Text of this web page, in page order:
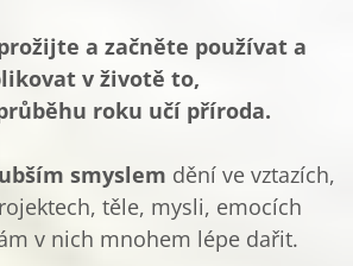
a začněte používat a
v životě to,
roku učí příroda.
smyslem dění ve vztazích,
těle, mysli, emocích
v nich mnohem lépe dařit.